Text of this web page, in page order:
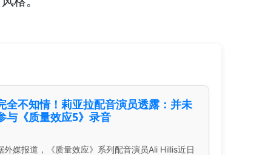
全不知情！莉亚拉配音演员透露：并未
与《质量效应5》录音
外媒报道，《质量效应》系列配音演员Ali Hillis近日